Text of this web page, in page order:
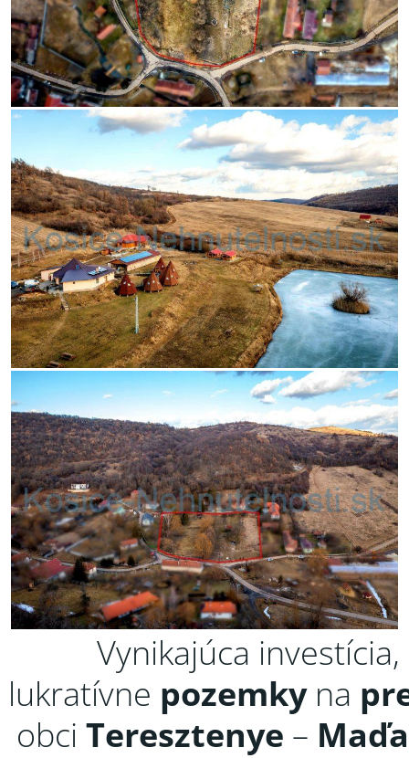
Vynikajúca investícia,
lukratívne pozemkyna
obciTeresztenye –